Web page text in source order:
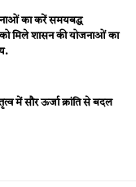
का करें समयबद्ध
को मिले शासन की योजनाओं का
में सौर ऊर्जा क्रांति से बदल